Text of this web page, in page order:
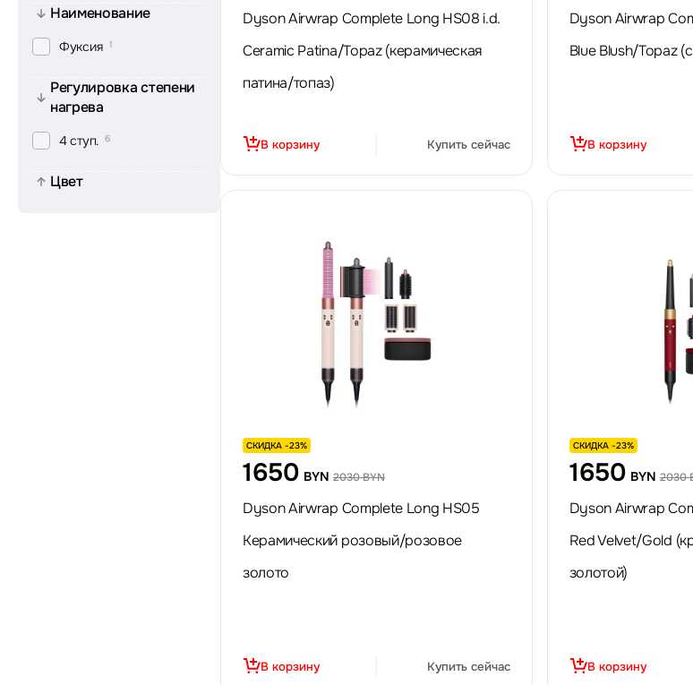
Наименование
Фуксия 1
Регулировка степени
нагрева
4 ступ. 6
Цвет
Dyson Airwrap Complete Long HS08 i.d.
Ceramic Patina/Topaz (керамическая
патина/топаз)
В корзину Купить сейчас
Dyson Airwrap
Blue Blush/Topaz
В корзину
СКИДКА -23%
1650 BYN 2030 BYN
Dyson Airwrap Complete Long HS05
Керамический розовый/розовое
золото
В корзину Купить сейчас
СКИДКА -23%
1650 BYN 2030
Dyson Airwrap
Red Velvet/Gold
золотой)
В корзину